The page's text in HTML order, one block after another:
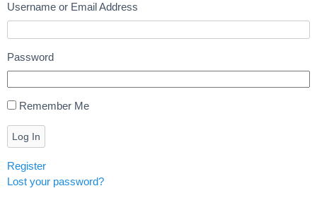
Username or Email Address
Password
Remember Me
Log In
Register
Lost your password?